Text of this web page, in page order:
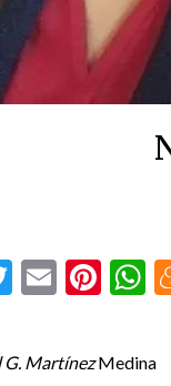
Twitter
Email
G. MartínezMedina